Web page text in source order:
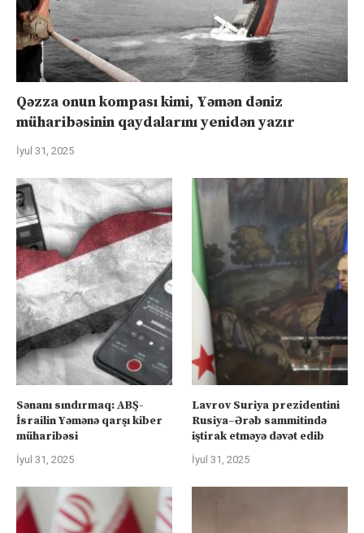
Qəzza onun kompası kimi, Yəmən dəniz
müharibəsinin qaydalarını yenidən yazır
İyul 31, 2025
Sənanı sındırmaq: ABŞ-
İsrailin Yəmənə qarşı kiber
müharibəsi
İyul 31, 2025
Lavrov Suriya prezidentini
Rusiya–Ərəb sammitində
iştirak etməyə dəvət edib
İyul 31, 2025